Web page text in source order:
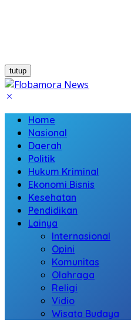
tutup
Home
Nasional
Daerah
Politik
Hukum Kriminal
Ekonomi Bisnis
Kesehatan
Pendidikan
Lainya
Internasional
Opini
Komunitas
Olahraga
Religi
Vidio
Wisata Budaya